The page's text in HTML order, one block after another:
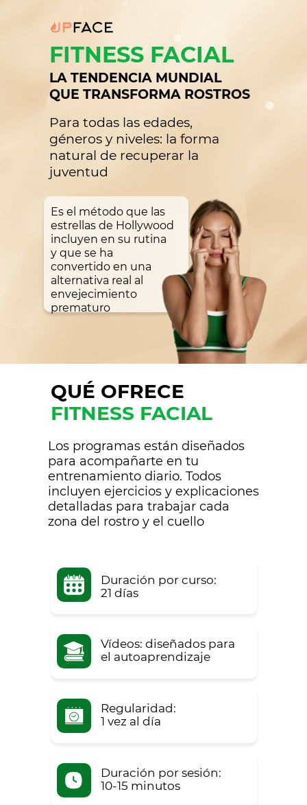
FITNESS FACIAL
Para todas las edades,
géneros y niveles: la forma
natural de recuperar la
juventud
LA TENDENCIA MUNDIAL
QUE TRANSFORMA ROSTROS
Es el método que las
estrellas de Hollywood
incluyen en su rutina
y que se ha
convertido en una
alternativa real al
envejecimiento
prematuro
QUÉ OFRECE
FITNESS FACIAL
Los programas están diseñados
para acompañarte en tu
entrenamiento diario. Todos
incluyen ejercicios y explicaciones
detalladas para trabajar cada
zona del rostro y el cuello
Duración por curso:
21 días
Vídeos: diseñados para
el autoaprendizaje
Regularidad:
1 vez al día
Duración por sesión:
10-15 minutos